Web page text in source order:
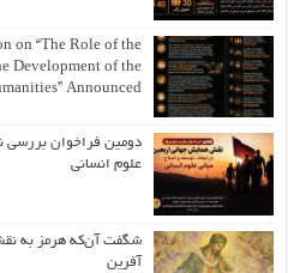
on “The Role of the
Development of the
Announced
دومین فراخوان بررسی
علوم انسانی
شگفت آن‌که هرمز به
آفرین